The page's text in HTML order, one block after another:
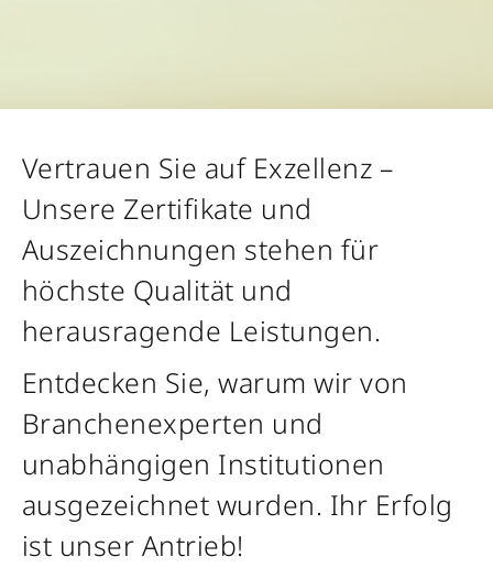
Vertrauen Sie auf Exzellenz –
Unsere Zertifikate und
Auszeichnungen stehen für
höchste Qualität und
herausragende Leistungen.
Entdecken Sie, warum wir von
Branchenexperten und
unabhängigen Institutionen
ausgezeichnet wurden. Ihr Erfolg
ist unser Antrieb!